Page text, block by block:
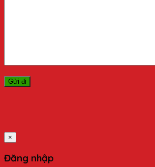
×
Đăng nhập